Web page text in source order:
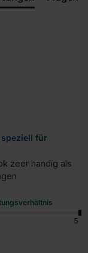
für
zeer handig als
5